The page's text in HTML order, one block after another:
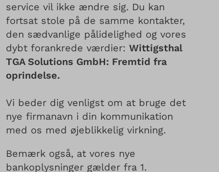
service vil ikke ændre sig. Du kan
fortsat stole på de samme kontakter,
den sædvanlige pålidelighed og vores
dybt forankrede værdier: Wittigsthal
TGA Solutions GmbH: Fremtid fra
oprindelse.
Vi beder dig venligst om at bruge det
nye firmanavn i din kommunikation
med os med øjeblikkelig virkning.
Bemærk også, at vores nye
bankoplysninger gælder fra 1.